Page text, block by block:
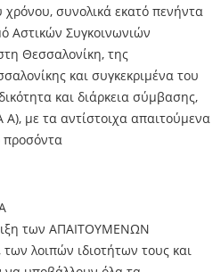
χρόνου, συνολικά εκατό πενήντα
Αστικών Συγκοινωνιών
Θεσσαλονίκη, της
και συγκεκριμένα του
και διάρκεια σύμβασης,
με τα αντίστοιχα απαιτούμενα
προσόντα
των ΑΠΑΙΤΟΥΜΕΝΩΝ
λοιπών ιδιοτήτων τους και